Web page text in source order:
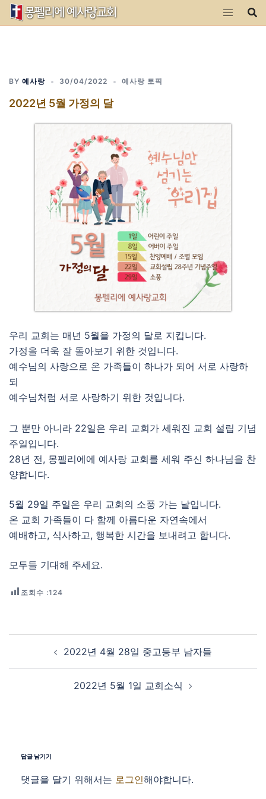
Skip
BY 예사랑 30/04/2022 예사랑 토픽
2022년 5월 가정의 달
우리 교회는 매년 5월을 가정의 달로 지킵니다.
가정을 더욱 잘 돌아보기 위한 것입니다.
예수님의 사랑으로 온 가족들이 하나가 되어 서로 사랑하
되
예수님처럼 서로 사랑하기 위한 것입니다.
그 뿐만 아니라 22일은 우리 교회가 세워진 교회 설립 기념
주일입니다.
28년 전, 몽펠리에에 예사랑 교회를 세워 주신 하나님을 찬
양합니다.
5월 29일 주일은 우리 교회의 소풍 가는 날입니다.
온 교회 가족들이 다 함께 아름다운 자연속에서
예배하고, 식사하고, 행복한 시간을 보내려고 합니다.
모두들 기대해 주세요.
조회수 :124
Post navigation
2022년 4월 28일 중고등부 남자들
2022년 5월 1일 교회소식
답글 남기기
댓글을 달기 위해서는 로그인해야합니다.